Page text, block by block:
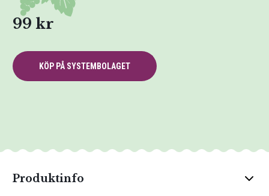
99 kr
KÖP PÅ SYSTEMBOLAGET
Produktinfo